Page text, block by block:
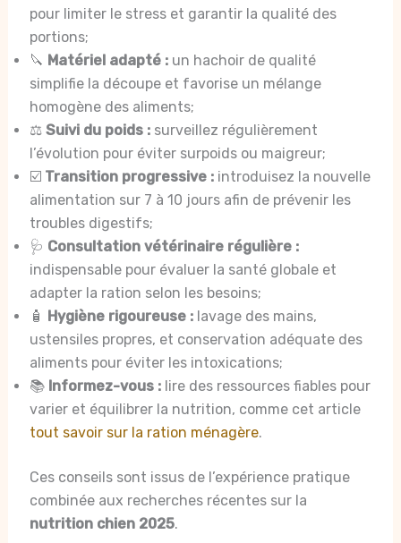
pour limiter le stress et garantir la qualité des
portions;
🔪 Matériel adapté :un hachoir de qualité
simplifie la découpe et favorise un mélange
homogène des aliments;
⚖️ Suivi du poids :surveillez régulièrement
l’évolution pour éviter surpoids ou maigreur;
☑️ Transition progressive :introduisez la nouvelle
alimentation sur 7 à 10 jours afin de prévenir les
troubles digestifs;
🩺 Consultation vétérinaire régulière :
indispensable pour évaluer la santé globale et
adapter la ration selon les besoins;
🧴 Hygiène rigoureuse :lavage des mains,
ustensiles propres, et conservation adéquate des
aliments pour éviter les intoxications;
📚 Informez-vous :lire des ressources fiables pour
varier et équilibrer la nutrition, comme cet article
tout savoir sur la ration ménagère.
Ces conseils sont issus de l’expérience pratique
combinée aux recherches récentes sur la
nutrition chien 2025.